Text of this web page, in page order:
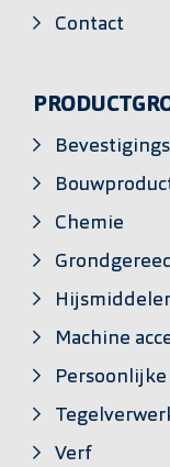
Contact
Chemie
Machine
Verf